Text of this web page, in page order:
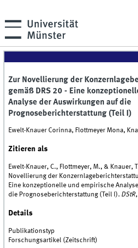
Zur Novellierung der
gemäß DRS 20 - Eine
Analyse der Auswirkungen auf die
Prognoseberichterstattung (Teil I)
Ewelt-Knauer Corinna, Flottmeyer Mona,
Zitieren als
Ewelt-Knauer, C., Flottmeyer, M., & Knauer,
Novellierung der
Eine konzeptionelle und empirische
die Prognoseberichterstattung (Teil I).DStR,
Details
Publikationstyp
Forschungsartikel (Zeitschrift)